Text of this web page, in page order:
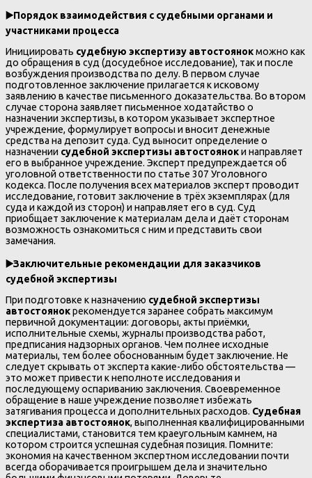
▶️Порядок взаимодействия с судебными органами и
участниками процесса
Инициировать судебную экспертизу автостоянокможно как
до обращения в суд (досудебное исследование), так и после
возбуждения производства по делу. В первом случае
подготовленное заключение прилагается к исковому
заявлению в качестве письменного доказательства. Во втором
случае сторона заявляет письменное ходатайство о
назначении экспертизы, в котором указывает экспертное
учреждение, формулирует вопросы и вносит денежные
средства на депозит суда. Суд выносит определение о
назначении судебной экспертизы автостояноки направляет
его в выбранное учреждение. Эксперт предупреждается об
уголовной ответственности по статье 307 Уголовного
кодекса. После получения всех материалов эксперт проводит
исследование, готовит заключение в трёх экземплярах (для
суда и каждой из сторон) и направляет его в суд. Суд
приобщает заключение к материалам дела и даёт сторонам
возможность ознакомиться с ним и представить свои
замечания.
▶️Заключительные рекомендации для заказчиков
судебной экспертизы
При подготовке к назначению судебной экспертизы
автостоянокрекомендуется заранее собрать максимум
первичной документации: договоры, акты приёмки,
исполнительные схемы, журналы производства работ,
предписания надзорных органов. Чем полнее исходные
материалы, тем более обоснованным будет заключение. Не
следует скрывать от эксперта какие-либо обстоятельства —
это может привести к неполноте исследования и
последующему оспариванию заключения. Своевременное
обращение в наше учреждение позволяет избежать
затягивания процесса и дополнительных расходов. Судебная
экспертиза автостоянок, выполненная квалифицированными
специалистами, становится тем краеугольным камнем, на
котором строится успешная судебная позиция. Помните:
экономия на качественном экспертном исследовании почти
всегда оборачивается проигрышем дела и значительно